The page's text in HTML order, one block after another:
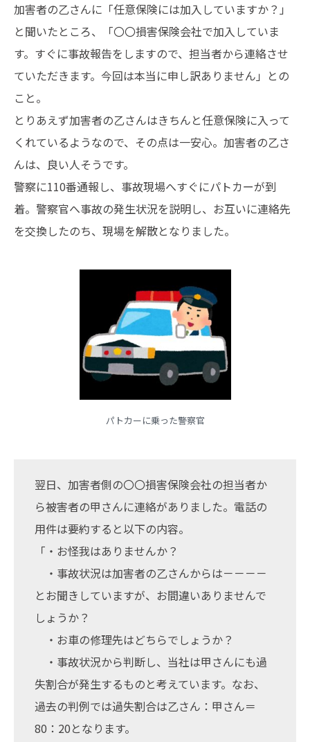
加害者の乙さんに「任意保険には加入していますか？」
と聞いたところ、「〇〇損害保険会社で加入していま
す。すぐに事故報告をしますので、担当者から連絡させ
ていただきます。今回は本当に申し訳ありません」との
こと。
とりあえず加害者の乙さんはきちんと任意保険に入って
くれているようなので、その点は一安心。加害者の乙さ
んは、良い人そうです。
警察に110番通報し、事故現場へすぐにパトカーが到
着。警察官へ事故の発生状況を説明し、お互いに連絡先
を交換したのち、現場を解散となりました。
パトカーに乗った警察官
翌日、加害者側の〇〇損害保険会社の担当者か
ら被害者の甲さんに連絡がありました。電話の
用件は要約すると以下の内容。
「・お怪我はありませんか？
・事故状況は加害者の乙さんからは－－－－
とお聞きしていますが、お間違いありませんで
しょうか？
・お車の修理先はどちらでしょうか？
・事故状況から判断し、当社は甲さんにも過
失割合が発生するものと考えています。なお、
過去の判例では過失割合は乙さん：甲さん＝
80：20となります。